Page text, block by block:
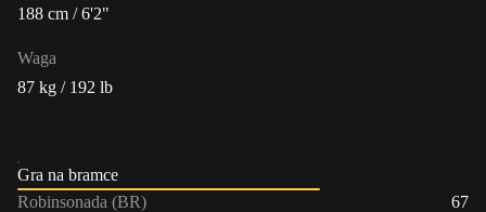
188 cm / 6'2"
Waga
87 kg / 192 lb
Gra na bramce
Robinsonada (BR)
67